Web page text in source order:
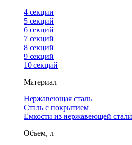
4 cекции
5 секций
6 секций
7 секций
8 секций
9 секций
10 секций
Материал
Нержавеющая сталь
Сталь с покрытием
Емкости из нержавеющей стали
Объем, л